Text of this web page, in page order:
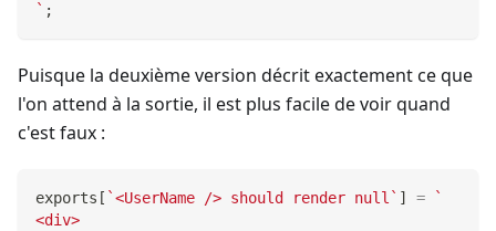
` ;
Puisque la deuxième version décrit exactement ce que
l'on attend à la sortie, il est plus facile de voir quand
c'est faux :
exports [ `<UserName /> should render null ` ] =
`
<div>